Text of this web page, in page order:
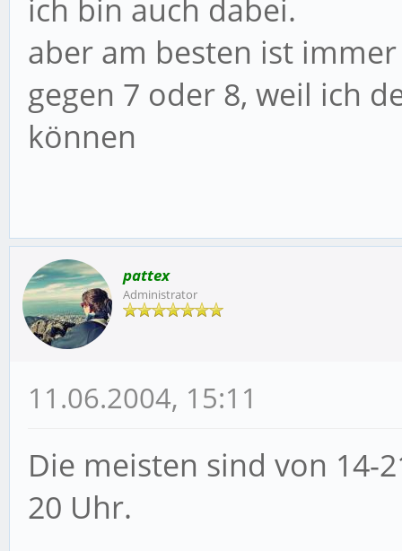
ich bin auch dabei.
aber am besten ist
gegen 7 oder 8, weil ich
können
pattex
Administrator
11.06.2004, 15:11
Die meisten sind von 14-
20 Uhr.